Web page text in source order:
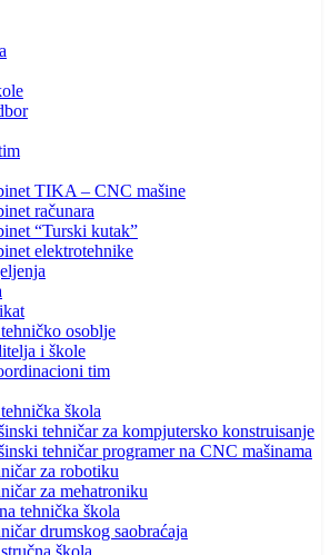
TIKA – CNC mašine
računara
“Turski kutak”
elektrotehnike
osoblje
i škole
tim
škola
tehničar za kompjutersko konstruisanje
tehničar programer na CNC mašinama
za robotiku
za mehatroniku
tehnička škola
drumskog saobraćaja
škola